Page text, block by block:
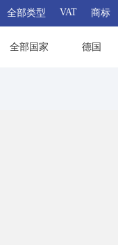
全部类型 VAT 商标
全部国家 德国